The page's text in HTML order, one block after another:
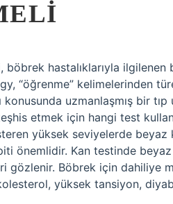
hastalıklarıyla ilgilenen
“öğrenme” kelimelerinden
uzmanlaşmış bir tıp
etmek için hangi test
yüksek seviyelerde beyaz
önemlidir. Kan testinde
gözlenir. Böbrek için dahiliye
yüksek tansiyon,